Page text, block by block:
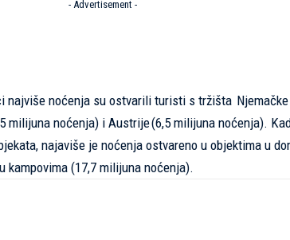
- Advertisement -
najviše noćenja su ostvarili turisti s tržišta
milijuna noćenja) i Austrije (6,5 milijuna noćenja).
najaviše je noćenja ostvareno u objektima u
kampovima (17,7 milijuna noćenja).